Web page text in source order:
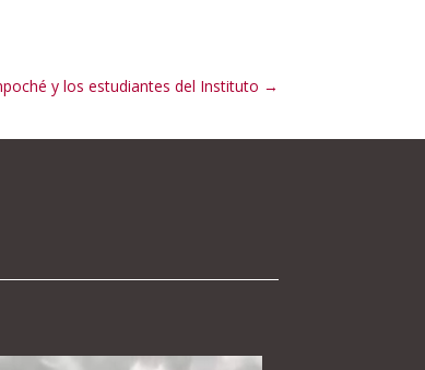
y los estudiantes del Instituto →